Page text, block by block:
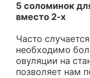
5 соломинок
вместо 2-х
Часто
необходимо
овуляции на
позволяет нам